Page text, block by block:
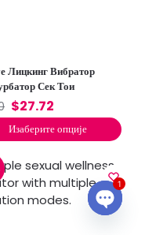
Лицкинг Вибратор
Сек Тои
$27.72
Изаберите опције
1